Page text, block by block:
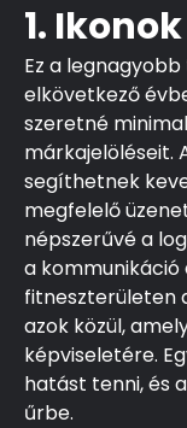
1.
Ez a
elkövetkező
szeretné
márkajelöléseit.
segíthetnek
megfelelő
népszerűvé a
a kommunikáció
fitneszterületen
azok közül,
képviseletére.
hatást tenni, és
űrbe.